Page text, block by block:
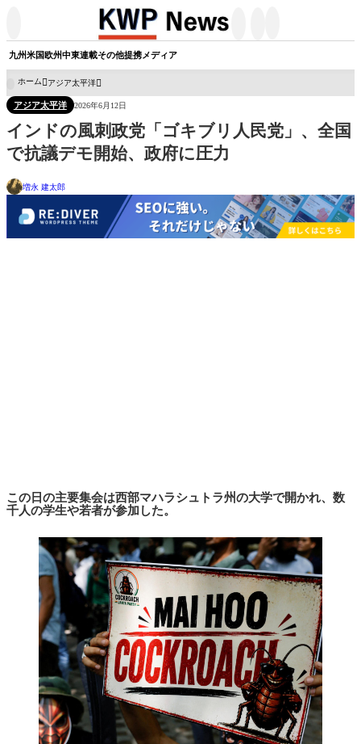
九州米国欧州中東連載その他提携メディア
ホーム アジア太平洋
アジア太平洋 2026年6月12日
インドの風刺政党「ゴキブリ人民党」、全国
で抗議デモ開始、政府に圧力
増永 建太郎
この日の主要集会は西部マハラシュトラ州の大学で開かれ、数
千人の学生や若者が参加した。